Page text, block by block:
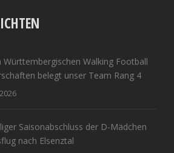
Württembergischen Walking Football
belegt unser Team Rang 4
Saisonabschluss der D-Mädchen
nach Elsenztal